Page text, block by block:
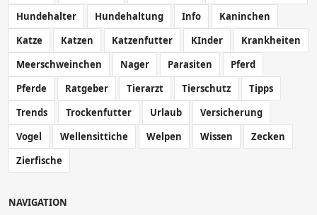
Hundehalter
Hundehaltung Info
Kaninchen
Katze
Katzen Katzenfutter KInder
Krankheiten
Meerschweinchen
Nager Parasiten
Pferd
Pferde
Ratgeber Tierarzt Tierschutz
Tipps
Trends
Trockenfutter Urlaub
Versicherung
Vogel
Wellensittiche Welpen Wissen
Zecken
Zierfische
NAVIGATION